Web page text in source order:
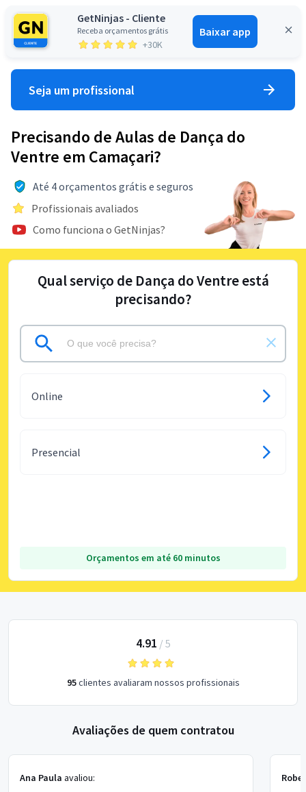
GetNinjas - Cliente
Receba orçamentos grátis
+30K
Baixar app
Entrar
Seja um profissional
Precisando de Aulas de Dança do
Ventre em Camaçari?
Até 4 orçamentos grátis e seguros
Profissionais avaliados
Como funciona o GetNinjas?
Qual serviço de Dança do Ventre está
precisando?
Online
Presencial
Orçamentos em até 60 minutos
4.91 / 5
95clientes avaliaram nossos profissionais
Avaliações de quem contratou
Ana Paula avaliou: